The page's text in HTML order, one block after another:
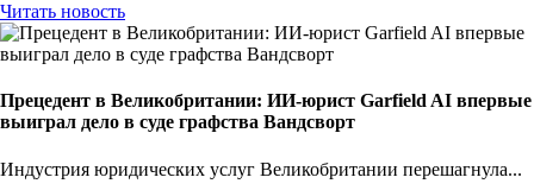
Читать новость
Прецедент в Великобритании: ИИ-юрист Garfield AI впервые
выиграл дело в суде графства Вандсворт
Индустрия юридических услуг Великобритании перешагнула...